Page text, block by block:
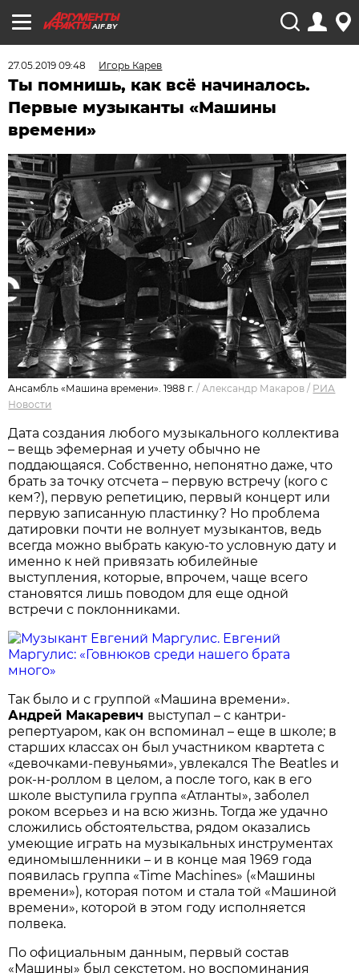
AIF.BY
27.05.2019 09:48 Игорь Карев
Ты помнишь, как всё начиналось.
Первые музыканты «Машины
времени»
Ансамбль «Машина времени». 1988 г. / Александр Макаров / РИА
Новости
Дата создания любого музыкального коллектива
– вещь эфемерная и учету обычно не
поддающаяся. Собственно, непонятно даже, что
брать за точку отсчета – первую встречу (кого с
кем?), первую репетицию, первый концерт или
первую записанную пластинку? Но проблема
датировки почти не волнует музыкантов, ведь
всегда можно выбрать какую-то условную дату и
именно к ней привязать юбилейные
выступления, которые, впрочем, чаще всего
становятся лишь поводом для еще одной
встречи с поклонниками.
Евгений
Маргулис: «Говнюков среди нашего брата
много»
Так было и с группой «Машина времени».
Андрей Макаревич выступал – с кантри-
репертуаром, как он вспоминал – еще в школе; в
старших классах он был участником квартета с
«девочками-певуньями», увлекался The Beatles и
рок-н-роллом в целом, а после того, как в его
школе выступила группа «Атланты», заболел
роком всерьез и на всю жизнь. Тогда же удачно
сложились обстоятельства, рядом оказались
умеющие играть на музыкальных инструментах
единомышленники – и в конце мая 1969 года
появилась группа «Time Machines» («Машины
времени»), которая потом и стала той «Машиной
времени», которой в этом году исполняется
полвека.
По официальным данным, первый состав
«Машины» был секстетом, но воспоминания